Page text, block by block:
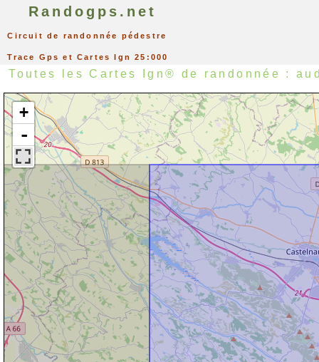
Randogps.net
Circuit de randonnée pédestre
Trace Gps et Cartes Ign 25:000
Toutes les Cartes Ign® de randonnée :
+
-